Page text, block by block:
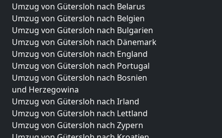
Umzug von Gütersloh nach Belarus
Umzug von Gütersloh nach Belgien
Umzug von Gütersloh nach Bulgarien
Umzug von Gütersloh nach Dänemark
Umzug von Gütersloh nach England
Umzug von Gütersloh nach Portugal
Umzug von Gütersloh nach Bosnien
und Herzegowina
Umzug von Gütersloh nach Irland
Umzug von Gütersloh nach Lettland
Umzug von Gütersloh nach Zypern